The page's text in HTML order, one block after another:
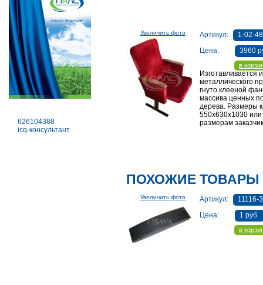
626104388
icq-консультант
Увеличить фото Артикул:
1-02-48
Цена:
3960
в
Изготавливается
металлического
гнуто клееной
массива ценных
дерева. Размеры
550х630х1030
размерам
ПОХОЖИЕ ТОВАРЫ
Увеличить фото Артикул:
11116-3
Цена:
1 руб.
в